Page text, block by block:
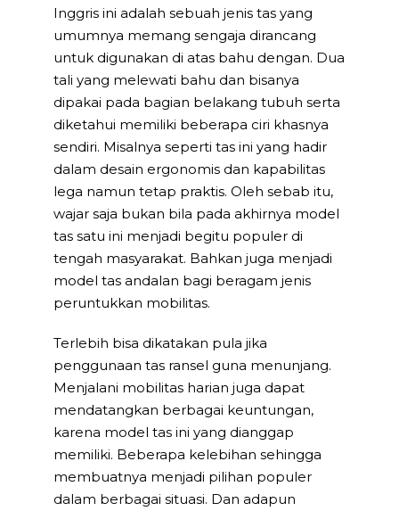
Inggris ini adalah sebuah jenis tas yang
umumnya memang sengaja dirancang
untuk digunakan di atas bahu dengan. Dua
tali yang melewati bahu dan bisanya
dipakai pada bagian belakang tubuh serta
diketahui memiliki beberapa ciri khasnya
sendiri. Misalnya seperti tas ini yang hadir
dalam desain ergonomis dan kapabilitas
lega namun tetap praktis. Oleh sebab itu,
wajar saja bukan bila pada akhirnya model
tas satu ini menjadi begitu populer di
tengah masyarakat. Bahkan juga menjadi
model tas andalan bagi beragam jenis
peruntukkan mobilitas.
Terlebih bisa dikatakan pula jika
penggunaan tas ransel guna menunjang.
Menjalani mobilitas harian juga dapat
mendatangkan berbagai keuntungan,
karena model tas ini yang dianggap
memiliki. Beberapa kelebihan sehingga
membuatnya menjadi pilihan populer
dalam berbagai situasi. Dan adapun